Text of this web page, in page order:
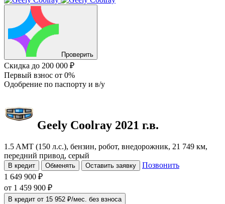
Проверить
Скидка до 200 000 ₽
Первый взнос от 0%
Одобрение по паспорту и в/у
Geely Coolray 2021 г.в.
1.5 AMT (150 л.с.), бензин, робот, внедорожник, 21 749 км,
передний привод, серый
В кредит Обменять Оставить заявку
Позвонить
1 649 900 ₽
от 1 459 900 ₽
В кредит от 15 952 ₽/мес. без взноса